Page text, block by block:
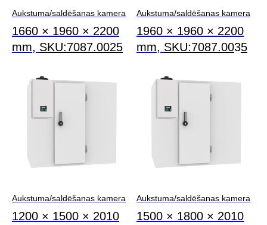
Aukstuma/saldēšanas kamera
1660 × 1960 × 2200
mm, SKU:7087.0025
Aukstuma/saldēšanas kamera
1960 × 1960 × 2200
mm, SKU:7087.0035
Aukstuma/saldēšanas kamera
1200 × 1500 × 2010
Aukstuma/saldēšanas kamera
1500 × 1800 × 2010